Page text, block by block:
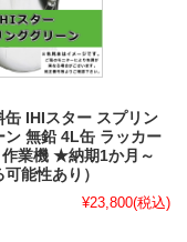
缶 IHIスター スプリン
ン 無鉛 4L缶 ラッカー
業機 ★納期1か月～
可能性あり）
¥23,800(税込)